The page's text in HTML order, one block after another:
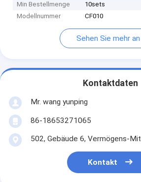
Min Bestellmenge
10sets
Modellnummer
CF010
Sehen Sie mehr an
Kontaktdaten
Mr. wang yunping
86-18653271065
502, Gebäude 6, Vermögens-
Kontakt